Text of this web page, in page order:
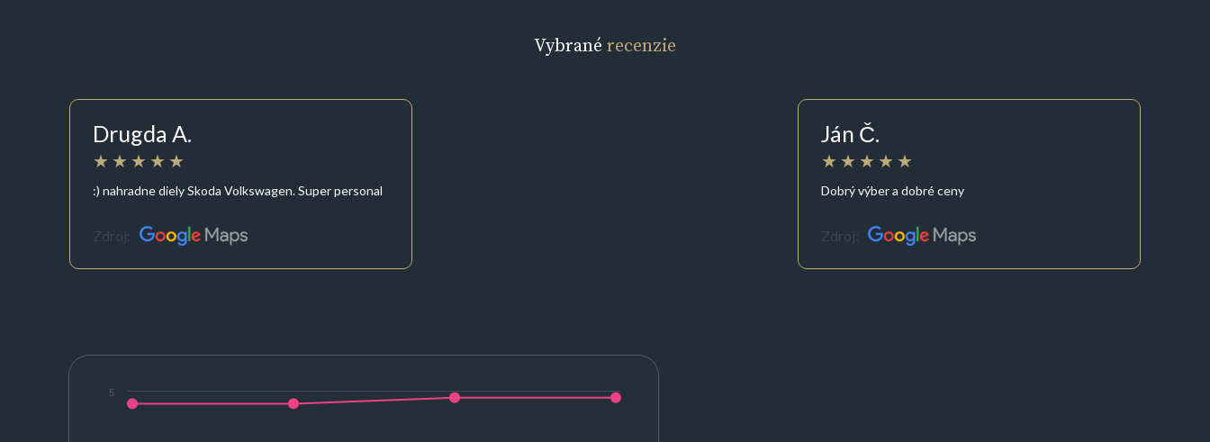
Vybrané recenzie
Drugda A.
:) nahradne diely Skoda Volkswagen. Super personal
Zdroj:
Ján Č.
Dobrý výber a dobré ceny
Zdroj:
5